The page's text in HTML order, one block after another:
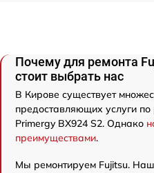
Почему для ремонта
стоит выбрать нас
В Кирове существует
предоставляющих услуги по
Primergy BX924 S2. Однако
преимуществами.
Мы ремонтируем Fujitsu.